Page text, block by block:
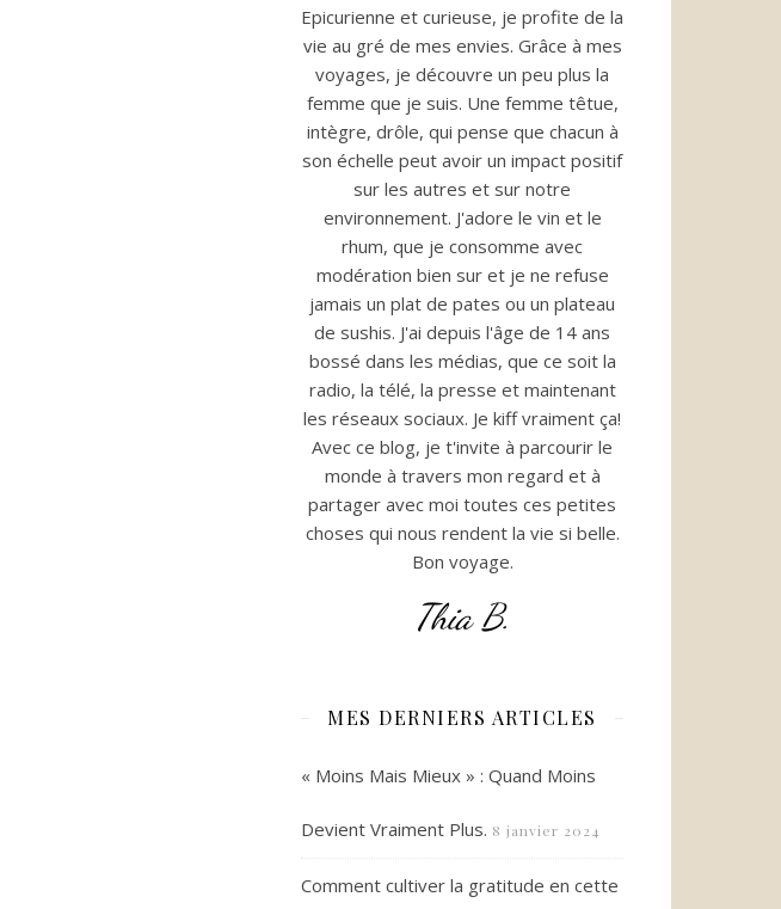
Epicurienne et curieuse, je profite de la
vie au gré de mes envies. Grâce à mes
voyages, je découvre un peu plus la
femme que je suis. Une femme têtue,
intègre, drôle, qui pense que chacun à
son échelle peut avoir un impact positif
sur les autres et sur notre
environnement. J'adore le vin et le
rhum, que je consomme avec
modération bien sur et je ne refuse
jamais un plat de pates ou un plateau
de sushis. J'ai depuis l'âge de 14 ans
bossé dans les médias, que ce soit la
radio, la télé, la presse et maintenant
les réseaux sociaux. Je kiff vraiment ça!
Avec ce blog, je t'invite à parcourir le
monde à travers mon regard et à
partager avec moi toutes ces petites
choses qui nous rendent la vie si belle.
Bon voyage.
Thia B.
MES DERNIERS ARTICLES
« Moins Mais Mieux » : Quand Moins
Devient Vraiment Plus. 8 janvier 2024
Comment cultiver la gratitude en cette